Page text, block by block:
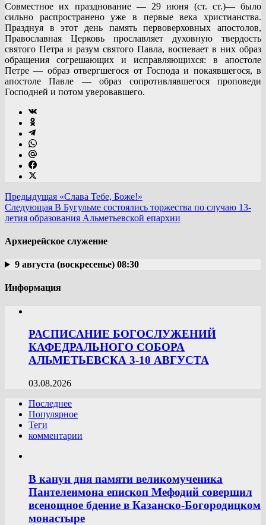
Совместное их празднование — 29 июня (ст. ст.)— было
сильно распространено уже в первые века христианства.
Празднуя в этот день память первоверховных апостолов,
Православная Церковь прославляет духовную твердость
святого Петра и разум святого Павла, воспевает в них образ
обращения согрешающих и исправляющихся: в апостоле
Петре — образ отвергшегося от Господа и покаявшегося, в
апостоле Павле — образ сопротивлявшегося проповеди
Господней и потом уверовавшего.
Предыдущая «Слава Тебе, Боже!»
Следующая В Бугульме состоялись торжества по случаю 13-
летия образования Альметьевской епархии
Архиерейское служение
9 августа (воскресенье) 08:30
Информация
РАСПИСАНИЕ БОГОСЛУЖЕНИЙ
КАФЕДРАЛЬНОГО СОБОРА
АЛЬМЕТЬЕВСКА 3-10 АВГУСТА
03.08.2026
Последнее
Популярное
Теги
комментарии
В канун дня памяти великомученика
Пантелеимона епископ Мефодий совершил
всенощное бдение в Казанско-Богородицком
монастыре